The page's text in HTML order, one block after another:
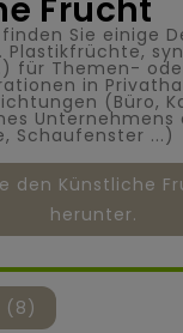
Frucht
Sie einige
Plastikfrüchte,
für Themen-
in
(Büro,
Unternehmens
Schaufenster ...)
den Künstliche
herunter.
(8)